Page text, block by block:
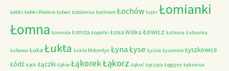
Łebki Łebki Wielkie Łobez Łobżenica Łochowo Łochów Łojki Łomianki
Łomna Łomnica Łomża Łopatki Łosia Wólka Łowicz Łubiana Łubianka
Łubowo Łuka Łukta Łukta Miłomłyn ŁynaŁyse Łysica Łysomice Łyszkowice
Łódź Łąck Łączki Łąkie ŁąkorekŁąkorz Łąkoć Łęczyca Łęgajny Łękawica